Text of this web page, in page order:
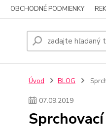
OBCHODNÉ PODMIENKY
Úvod BLOG
07.09.2019